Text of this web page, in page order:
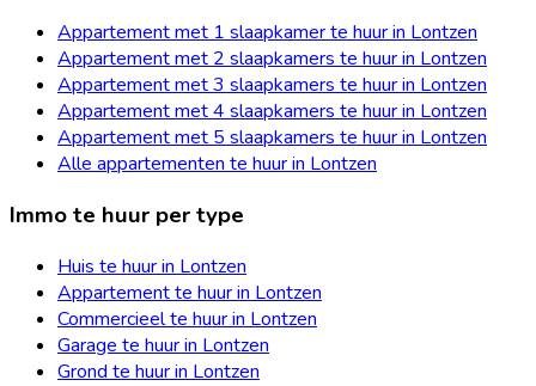
Appartement met 1 slaapkamer te huur in Lontzen
Appartement met 2 slaapkamers te huur in Lontzen
Appartement met 3 slaapkamers te huur in Lontzen
Appartement met 4 slaapkamers te huur in Lontzen
Appartement met 5 slaapkamers te huur in Lontzen
Alle appartementen te huur in Lontzen
Immo te huur per type
Huis te huur in Lontzen
Appartement te huur in Lontzen
Commercieel te huur in Lontzen
Garage te huur in Lontzen
Grond te huur in Lontzen